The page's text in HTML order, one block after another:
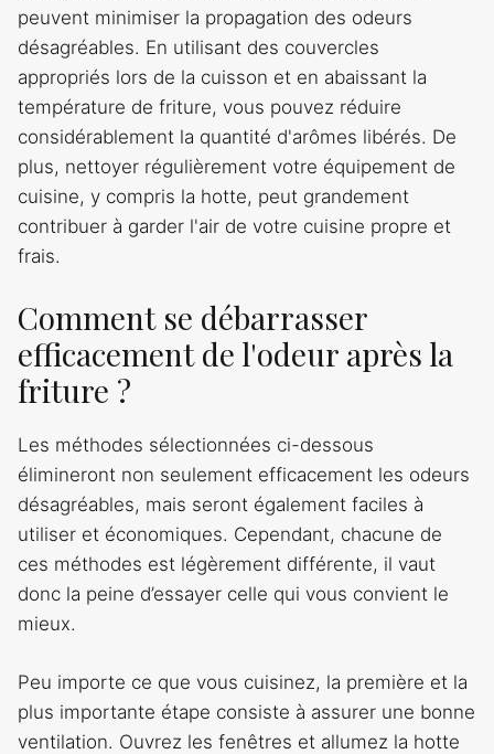
peuvent minimiser la propagation des odeurs
désagréables. En utilisant des couvercles
appropriés lors de la cuisson et en abaissant la
température de friture, vous pouvez réduire
considérablement la quantité d'arômes libérés. De
plus, nettoyer régulièrement votre équipement de
cuisine, y compris la hotte, peut grandement
contribuer à garder l'air de votre cuisine propre et
frais.
Comment se débarrasser
efficacement de l'odeur après la
friture ?
Les méthodes sélectionnées ci-dessous
élimineront non seulement efficacement les odeurs
désagréables, mais seront également faciles à
utiliser et économiques. Cependant, chacune de
ces méthodes est légèrement différente, il vaut
donc la peine d’essayer celle qui vous convient le
mieux.
Peu importe ce que vous cuisinez, la première et la
plus importante étape consiste à assurer une bonne
ventilation. Ouvrez les fenêtres et allumez la hotte